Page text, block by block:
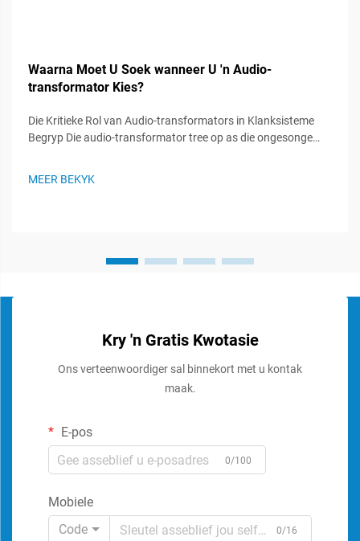
Waarna Moet U Soek wanneer U 'n Audio-
transformator Kies?
Die Kritieke Rol van Audio-transformators in Klanksisteme
Begryp Die audio-transformator tree op as die ongesonge
gespesialiseerde komponente...
MEER BEKYK
Kry 'n Gratis Kwotasie
Ons verteenwoordiger sal binnekort met u kontak
maak.
E-pos
0/100
Mobiele
Code
0/16